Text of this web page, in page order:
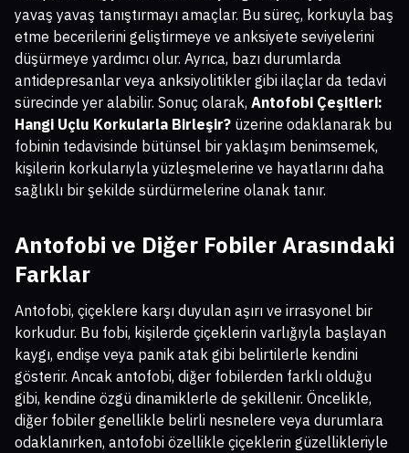
yavaş yavaş tanıştırmayı amaçlar. Bu süreç, korkuyla baş
etme becerilerini geliştirmeye ve anksiyete seviyelerini
düşürmeye yardımcı olur. Ayrıca, bazı durumlarda
antidepresanlar veya anksiyolitikler gibi ilaçlar da tedavi
sürecinde yer alabilir. Sonuç olarak, Antofobi Çeşitleri:
Hangi Uçlu Korkularla Birleşir? üzerine odaklanarak bu
fobinin tedavisinde bütünsel bir yaklaşım benimsemek,
kişilerin korkularıyla yüzleşmelerine ve hayatlarını daha
sağlıklı bir şekilde sürdürmelerine olanak tanır.
Antofobi ve Diğer Fobiler Arasındaki
Farklar
Antofobi, çiçeklere karşı duyulan aşırı ve irrasyonel bir
korkudur. Bu fobi, kişilerde çiçeklerin varlığıyla başlayan
kaygı, endişe veya panik atak gibi belirtilerle kendini
gösterir. Ancak antofobi, diğer fobilerden farklı olduğu
gibi, kendine özgü dinamiklerle de şekillenir. Öncelikle,
diğer fobiler genellikle belirli nesnelere veya durumlara
odaklanırken, antofobi özellikle çiçeklerin güzellikleriyle